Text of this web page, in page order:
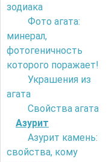
зодиака
Фото агата:
минерал,
фотогеничность
которого поражает!
Украшения из
агата
Свойства агата
Азурит
Азурит камень:
свойства, кому